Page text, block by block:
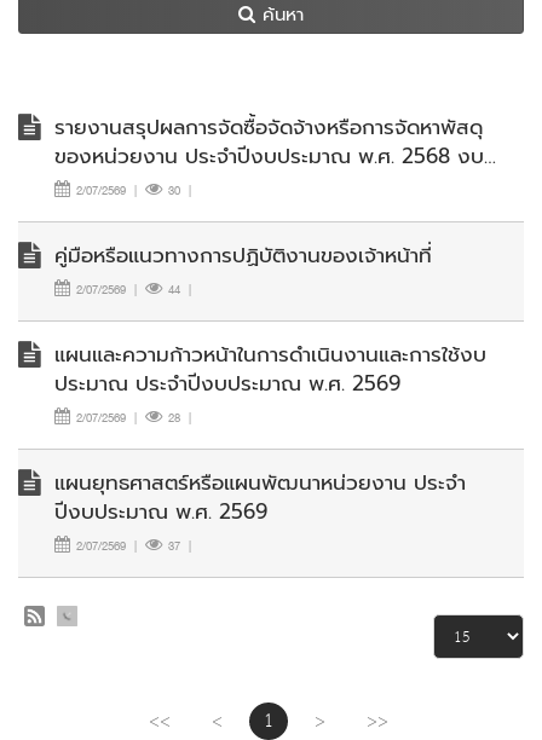
ค้นหา
รายงานสรุปผลการจัดซื้อจัดจ้างหรือการจัดหาพัสดุ
ของหน่วยงาน ประจำปีงบประมาณ พ.ศ. 2568 งบ
กลุ่มจังหวัด
2/07/2569 | 30 |
คู่มือหรือแนวทางการปฏิบัติงานของเจ้าหน้าที่
2/07/2569 | 44 |
แผนและความก้าวหน้าในการดำเนินงานและการใช้งบ
ประมาณ ประจำปีงบประมาณ พ.ศ. 2569
2/07/2569 | 28 |
แผนยุทธศาสตร์หรือแผนพัฒนาหน่วยงาน ประจำ
ปีงบประมาณ พ.ศ. 2569
2/07/2569 | 37 |
<< < 1 > >>